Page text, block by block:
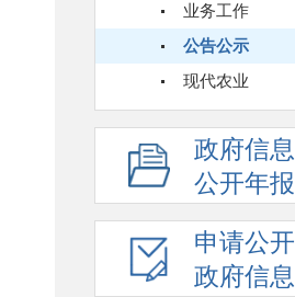
业务工作
公告公示
现代农业
政府信息
公开年报
申请公开
政府信息